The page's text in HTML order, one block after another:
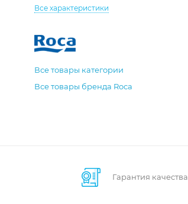
Все характеристики
Все товары категории
Все товары бренда Roca
Гарантия качества